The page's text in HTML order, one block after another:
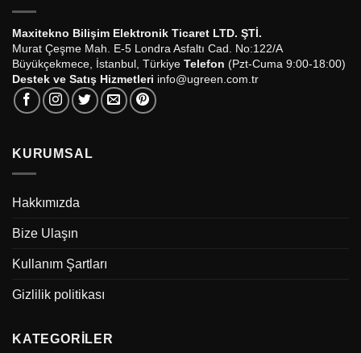
Maxitekno Bilişim Elektronik Ticaret LTD. ŞTİ.
Murat Çeşme Mah. E-5 Londra Asfaltı Cad. No:122/A
Büyükçekmece, İstanbul, Türkiye Telefon (Pzt-Cuma 9:00-18:00)
Destek ve Satış Hizmetleri info@ugreen.com.tr
KURUMSAL
Hakkımızda
Bize Ulaşın
Kullanım Şartları
Gizlilik politikası
KATEGORILER